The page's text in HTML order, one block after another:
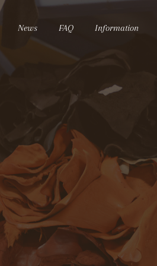
News FAQ Information